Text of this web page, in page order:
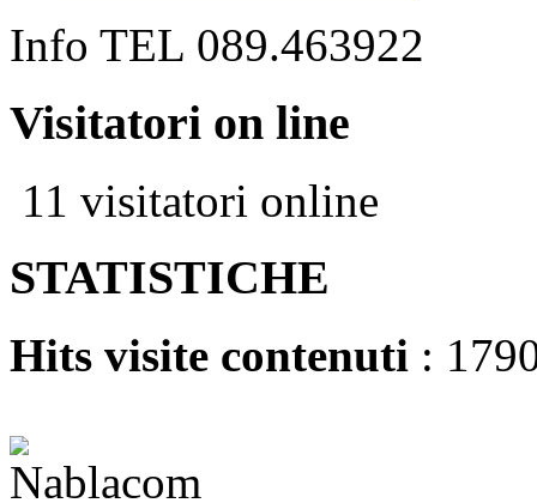
Info TEL 089.463922
Visitatori on line
11 visitatori online
STATISTICHE
Hits visite contenuti :